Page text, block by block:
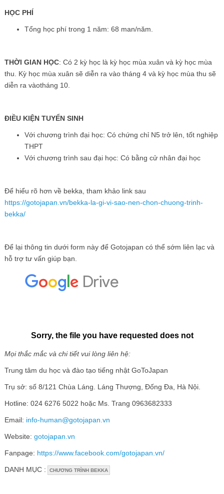
HỌC PHÍ
Tổng học phí trong 1 năm: 68 man/năm.
THỜI GIAN HỌC: Có 2 kỳ học là kỳ học mùa xuân và kỳ học mùa
thu. Kỳ học mùa xuân sẽ diễn ra vào tháng 4 và kỳ học mùa thu sẽ
diễn ra vàotháng 10.
ĐIỀU KIỆN TUYỂN SINH
Với chương trình đại học: Có chứng chỉ N5 trở lên, tốt nghiệp
THPT
Với chương trình sau đại học: Có bằng cử nhân đại học
Để hiểu rõ hơn về bekka, tham khảo link sau
https://gotojapan.vn/bekka-la-gi-vi-sao-nen-chon-chuong-trinh-
bekka/
Để lại thông tin dưới form này để Gotojapan có thể sớm liên lạc và
hỗ trợ tư vấn giúp bạn.
Mọi thắc mắc và chi tiết vui lòng liên hệ:
Trung tâm du học và đào tạo tiếng nhật GoToJapan
Trụ sở: số 8/121 Chùa Láng. Láng Thượng, Đống Đa, Hà Nội.
Hotline: 024 6276 5022 hoặc Ms. Trang 0963682333
Email: info-human@gotojapan.vn
Website: gotojapan.vn
Fanpage: https://www.facebook.com/gotojapan.vn/
DANH MỤC : CHƯƠNG TRÌNH BEKKA